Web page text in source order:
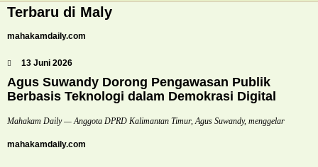
Terbaru di Maly
mahakamdaily.com
13 Juni 2026
Agus Suwandy Dorong Pengawasan Publik
Berbasis Teknologi dalam Demokrasi Digital
Mahakam Daily — Anggota DPRD Kalimantan Timur, Agus Suwandy, menggelar
mahakamdaily.com